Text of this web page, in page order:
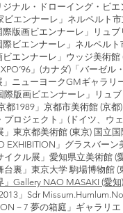
ル・ドローイング・ビエ
エンナーレ」ネルペルト
ビエンナーレ」リュブリ
エンナーレ」ネルペルト
ンナーレ」ウッジ美術館
」(カナダ)「バーゼル
ューヨークGMギャラリ
版画ビエンナーレ」リュブ
1989」京都市美術館 (京都)
ロジェクト」(ドイツ、ウ
東京都美術館 (東京) 国立国
」グラスバー
クル展」愛知県立美術館 (
裏」東京大学 駒場博物館 (
」Gallery NAO MASAKI (愛知)
」Sdr
－7 夢の箱庭」ギャラリエ